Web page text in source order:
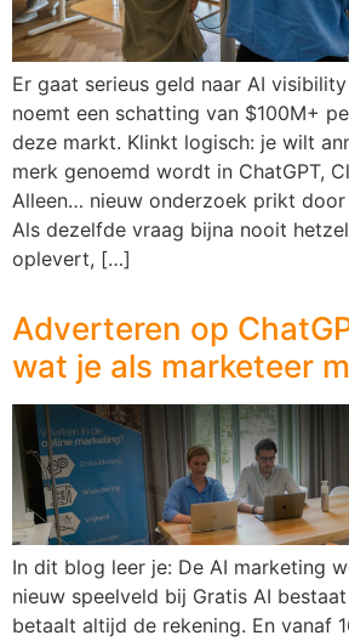
Er gaat serieus geld naar AI
noemt een schatting van $100M+
deze markt. Klinkt logisch: je wilt
merk genoemd wordt in ChatGPT,
Alleen… nieuw onderzoek prikt
Als dezelfde vraag bijna nooit
oplevert, […]
Adverteren op
wat je als marketeer
In dit blog leer je: De AI marketing
nieuw speelveld bij Gratis AI
betaalt altijd de rekening. En vanaf